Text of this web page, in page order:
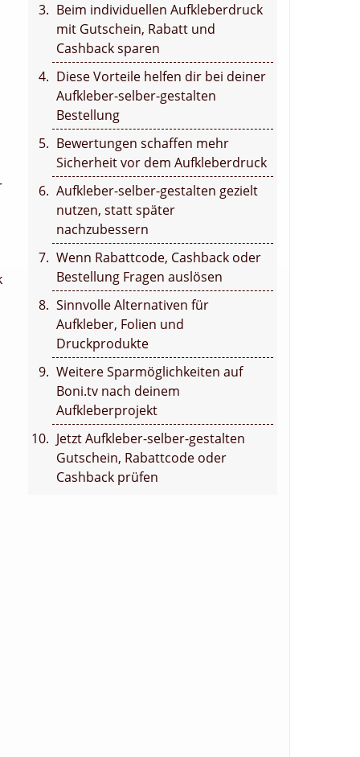
Beim individuellen Aufkleberdruck
mit Gutschein, Rabatt und
Cashback sparen
Diese Vorteile helfen dir bei deiner
Aufkleber-selber-gestalten
Bestellung
Bewertungen schaffen mehr
Sicherheit vor dem Aufkleberdruck
Aufkleber-selber-gestalten gezielt
nutzen, statt später
nachzubessern
Wenn Rabattcode, Cashback oder
Bestellung Fragen auslösen
Sinnvolle Alternativen für
Aufkleber, Folien und
Druckprodukte
Weitere Sparmöglichkeiten auf
Boni.tv nach deinem
Aufkleberprojekt
Jetzt Aufkleber-selber-gestalten
Gutschein, Rabattcode oder
Cashback prüfen